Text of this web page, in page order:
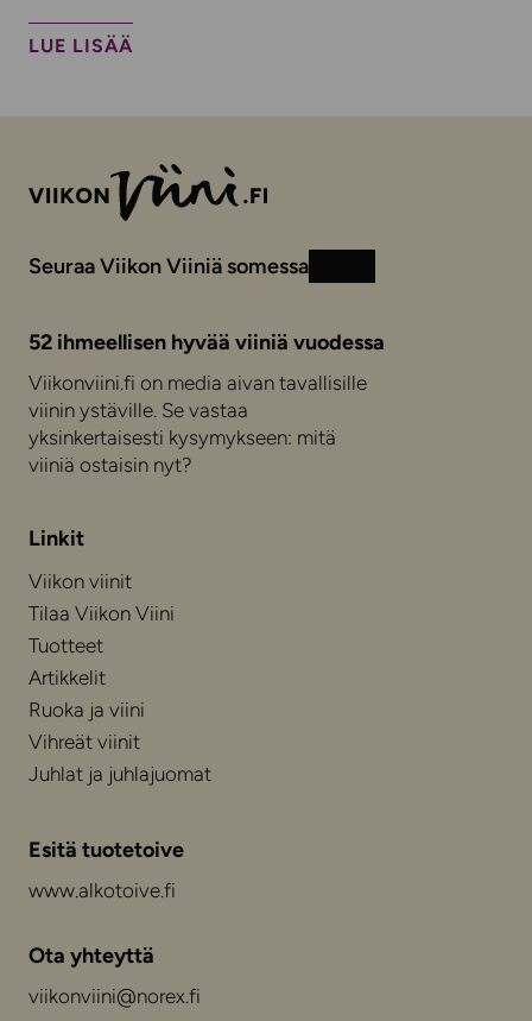
LUE LISÄÄ
Seuraa Viikon Viiniä somessa Instagram
Facebook
52 ihmeellisen hyvää viiniä vuodessa
Viikonviini.fi on media aivan tavallisille
viinin ystäville. Se vastaa
yksinkertaisesti kysymykseen: mitä
viiniä ostaisin nyt?
Linkit
Viikon viinit
Tilaa Viikon Viini
Tuotteet
Artikkelit
Ruoka ja viini
Vihreät viinit
Juhlat ja juhlajuomat
Esitä tuotetoive
www.alkotoive.fi
Ota yhteyttä
viikonviini@norex.fi